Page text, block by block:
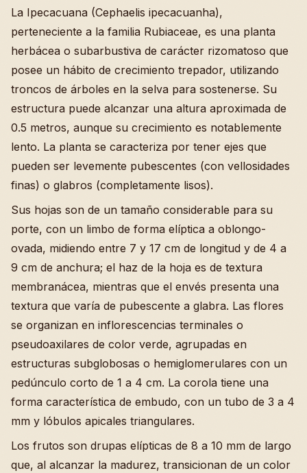
La Ipecacuana (Cephaelis ipecacuanha),
perteneciente a la familia Rubiaceae, es una planta
herbácea o subarbustiva de carácter rizomatoso que
posee un hábito de crecimiento trepador, utilizando
troncos de árboles en la selva para sostenerse. Su
estructura puede alcanzar una altura aproximada de
0.5 metros, aunque su crecimiento es notablemente
lento. La planta se caracteriza por tener ejes que
pueden ser levemente pubescentes (con vellosidades
finas) o glabros (completamente lisos).
Sus hojas son de un tamaño considerable para su
porte, con un limbo de forma elíptica a oblongo-
ovada, midiendo entre 7 y 17 cm de longitud y de 4 a
9 cm de anchura; el haz de la hoja es de textura
membranácea, mientras que el envés presenta una
textura que varía de pubescente a glabra. Las flores
se organizan en inflorescencias terminales o
pseudoaxilares de color verde, agrupadas en
estructuras subglobosas o hemiglomerulares con un
pedúnculo corto de 1 a 4 cm. La corola tiene una
forma característica de embudo, con un tubo de 3 a 4
mm y lóbulos apicales triangulares.
Los frutos son drupas elípticas de 8 a 10 mm de largo
que, al alcanzar la madurez, transicionan de un color